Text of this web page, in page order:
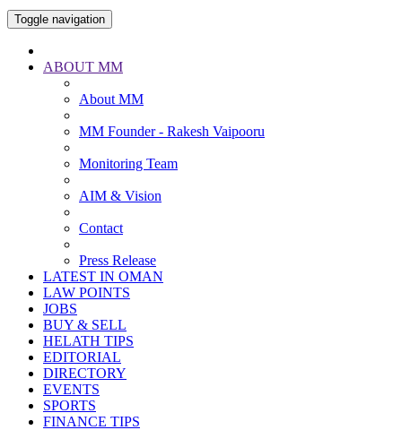
Toggle navigation
ABOUT MM
About MM
MM Founder - Rakesh Vaipooru
Monitoring Team
AIM & Vision
Contact
Press Release
LATEST IN OMAN
LAW POINTS
JOBS
BUY & SELL
HELATH TIPS
EDITORIAL
DIRECTORY
EVENTS
SPORTS
FINANCE TIPS